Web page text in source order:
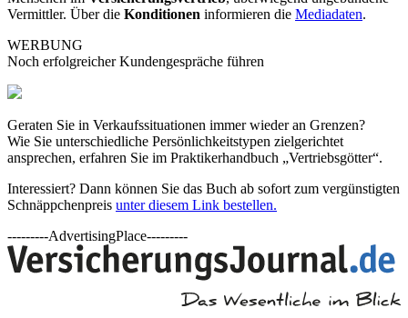
Vermittler. Über die Konditionen informieren die Mediadaten.
WERBUNG
Noch erfolgreicher Kundengespräche führen
Geraten Sie in Verkaufssituationen immer wieder an Grenzen?
Wie Sie unterschiedliche Persönlichkeitstypen zielgerichtet
ansprechen, erfahren Sie im Praktikerhandbuch „Vertriebsgötter“.
Interessiert? Dann können Sie das Buch ab sofort zum vergünstigten
Schnäppchenpreis unter diesem Link bestellen.
---------AdvertisingPlace---------